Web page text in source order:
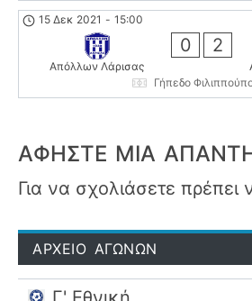
15 Δεκ 2021 - 15:00
Απόλλων Λάρισας
0 2
Γήπεδο
ΑΦΉΣΤΕ ΜΙΑ
Για να σχολιάσετε πρέπει
ΑΡΧΕΙΟ ΑΓΩΝΩΝ